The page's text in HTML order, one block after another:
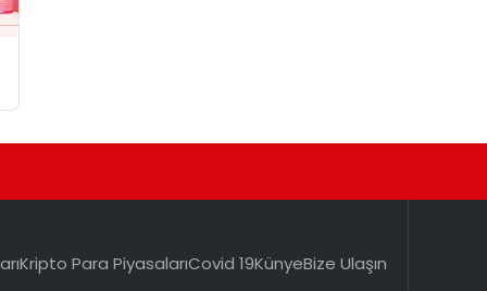
Kripto Para PiyasalarıCovid 19KünyeBize Ulaşın